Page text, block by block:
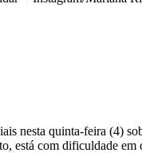
nesta quinta-feira (4)
está com dificuldade em